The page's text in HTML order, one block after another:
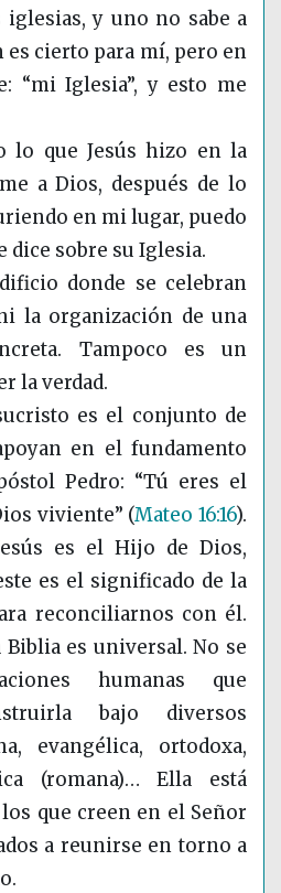
iglesias, y uno no sabe a
es cierto para mí, pero en
“mi Iglesia”, y esto me
lo que Jesús hizo en la
a Dios, después de lo
en mi lugar, puedo
dice sobre su Iglesia.
donde se celebran
la organización de una
Tampoco es un
la verdad.
es el conjunto de
en el fundamento
Pedro: “Tú eres el
viviente” (Mateo 16:16).
es el Hijo de Dios,
es el significado de la
reconciliarnos con él.
es universal. No se
humanas que
bajo diversos
evangélica, ortodoxa,
(romana)… Ella está
que creen en el Señor
a reunirse en torno a